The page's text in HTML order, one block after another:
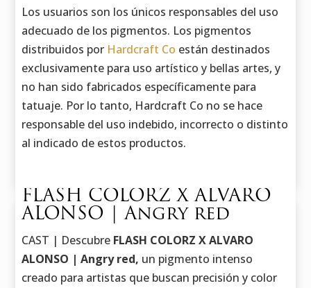
Los usuarios son los únicos responsables del uso
adecuado de los pigmentos. Los pigmentos
distribuidos por Hardcraft Co están destinados
exclusivamente para uso artístico y bellas artes, y
no han sido fabricados específicamente para
tatuaje. Por lo tanto, Hardcraft Co no se hace
responsable del uso indebido, incorrecto o distinto
al indicado de estos productos.
FLASH COLORZ X ALVARO
ALONSO | Angry red
CAST | Descubre FLASH COLORZ X ALVARO
ALONSO | Angry red, un pigmento intenso
creado para artistas que buscan precisión y color